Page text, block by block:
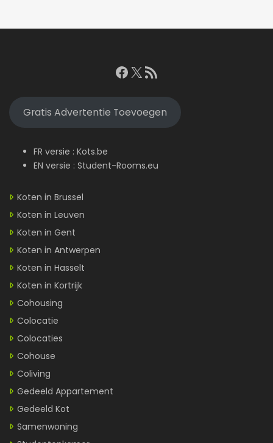
Facebook
X RSS feed
Gratis Advertentie Toevoegen
FR versie : Kots.be
EN versie : Student-Rooms.eu
Koten in Brussel
Koten in Leuven
Koten in Gent
Koten in Antwerpen
Koten in Hasselt
Koten in Kortrijk
Cohousing
Colocatie
Colocaties
Cohouse
Coliving
Gedeeld Appartement
Gedeeld Kot
Samenwoning